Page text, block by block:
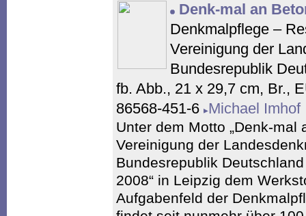
Denk-mal an
Denkmalpflege –
Vereinigung der
Bundesrepublik
fb. Abb., 21 x 29,7 cm, Br.,
86568-451-6 Michael Imhof
Unter dem Motto „Denk-mal
Vereinigung der
Bundesrepublik
2008“ in Leipzig dem
Aufgabenfeld der